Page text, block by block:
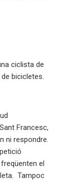
ciclista de
bicicletes.
Francesc,
ni respondre.
el
Tampoc